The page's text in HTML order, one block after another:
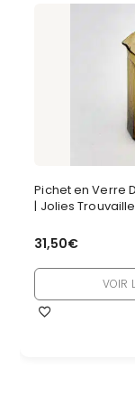
Pichet en Verre
| Jolies
31,50€
VOIR